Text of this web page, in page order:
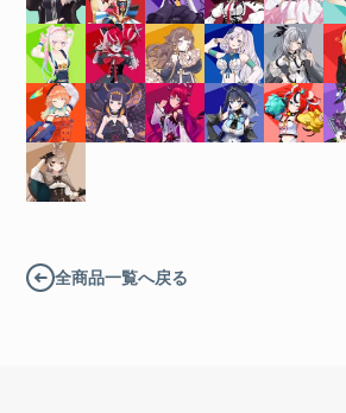
全商品一覧へ戻る